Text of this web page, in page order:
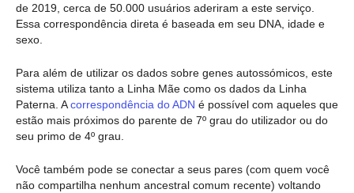
de 2019, cerca de 50.000 usuários aderiram a este serviço.
Essa correspondência direta é baseada em seu DNA, idade e
sexo.
Para além de utilizar os dados sobre genes autossómicos, este
sistema utiliza tanto a Linha Mãe como os dados da Linha
Paterna. Acorrespondência do ADN é possível com aqueles que
estão mais próximos do parente de 7º grau do utilizador ou do
seu primo de 4º grau.
Você também pode se conectar a seus pares (com quem você
não compartilha nenhum ancestral comum recente) voltando